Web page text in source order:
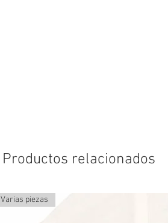
Productos relacionados
Varias piezas